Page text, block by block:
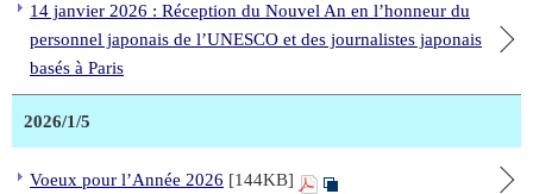
14 janvier 2026 : Réception du Nouvel An en l’honneur du
personnel japonais de l’UNESCO et des journalistes japonais
basés à Paris
2026/1/5
Voeux pour l’Année 2026 [144KB]